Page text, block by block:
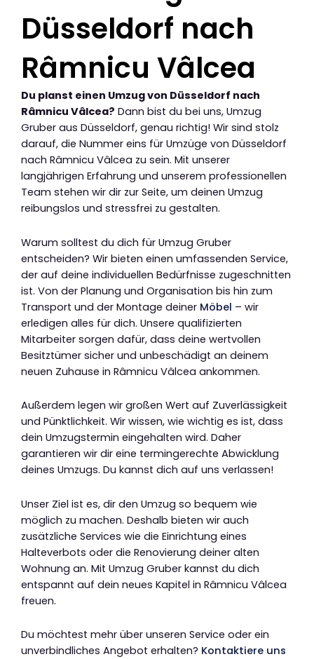
Düsseldorf nach
Râmnicu Vâlcea
Du planst einen Umzug von Düsseldorf nach
Râmnicu Vâlcea? Dann bist du bei uns, Umzug
Gruber aus Düsseldorf, genau richtig! Wir sind stolz
darauf, die Nummer eins für Umzüge von Düsseldorf
nach Râmnicu Vâlcea zu sein. Mit unserer
langjährigen Erfahrung und unserem professionellen
Team stehen wir dir zur Seite, um deinen Umzug
reibungslos und stressfrei zu gestalten.
Warum solltest du dich für Umzug Gruber
entscheiden? Wir bieten einen umfassenden Service,
der auf deine individuellen Bedürfnisse zugeschnitten
ist. Von der Planung und Organisation bis hin zum
Transport und der Montage deiner Möbel – wir
erledigen alles für dich. Unsere qualifizierten
Mitarbeiter sorgen dafür, dass deine wertvollen
Besitztümer sicher und unbeschädigt an deinem
neuen Zuhause in Râmnicu Vâlcea ankommen.
Außerdem legen wir großen Wert auf Zuverlässigkeit
und Pünktlichkeit. Wir wissen, wie wichtig es ist, dass
dein Umzugstermin eingehalten wird. Daher
garantieren wir dir eine termingerechte Abwicklung
deines Umzugs. Du kannst dich auf uns verlassen!
Unser Ziel ist es, dir den Umzug so bequem wie
möglich zu machen. Deshalb bieten wir auch
zusätzliche Services wie die Einrichtung eines
Halteverbots oder die Renovierung deiner alten
Wohnung an. Mit Umzug Gruber kannst du dich
entspannt auf dein neues Kapitel in Râmnicu Vâlcea
freuen.
Du möchtest mehr über unseren Service oder ein
unverbindliches Angebot erhalten? Kontaktiere uns